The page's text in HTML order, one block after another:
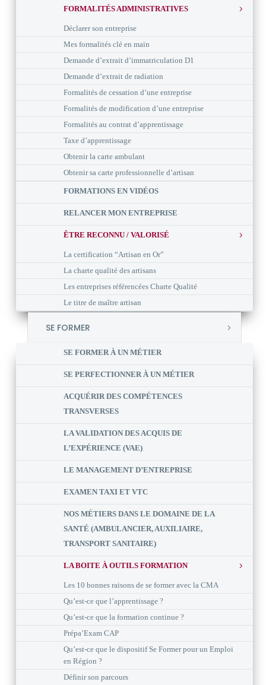
FORMALITÉS ADMINISTRATIVES
Déclarer son entreprise
Mes formalités clé en main
Demande d’extrait d’immatriculation D1
Demande d’extrait de radiation
Formalités de cessation d’une entreprise
Formalités de modification d’une entreprise
Formalités au contrat d’apprentissage
Taxe d’apprentissage
Obtenir la carte ambulant
Obtenir sa carte professionnelle d’artisan
FORMATIONS EN VIDÉOS
RELANCER MON ENTREPRISE
ÊTRE RECONNU / VALORISÉ
La certification “Artisan en Or”
La charte qualité des artisans
Les entreprises référencées Charte Qualité
Le titre de maître artisan
SE FORMER
SE FORMER À UN MÉTIER
SE PERFECTIONNER À UN MÉTIER
ACQUÉRIR DES COMPÉTENCES
TRANSVERSES
LA VALIDATION DES ACQUIS DE
L’EXPÉRIENCE (VAE)
LE MANAGEMENT D’ENTREPRISE
EXAMEN TAXI ET VTC
NOS MÉTIERS DANS LE DOMAINE DE LA
SANTÉ (AMBULANCIER, AUXILIAIRE,
TRANSPORT SANITAIRE)
LA BOITE À OUTILS FORMATION
Les 10 bonnes raisons de se former avec la CMA
Qu’est-ce que l’apprentissage ?
Qu’est-ce que la formation continue ?
Prépa’Exam CAP
Qu’est-ce que le dispositif Se Former pour un Emploi
en Région ?
Définir son parcours